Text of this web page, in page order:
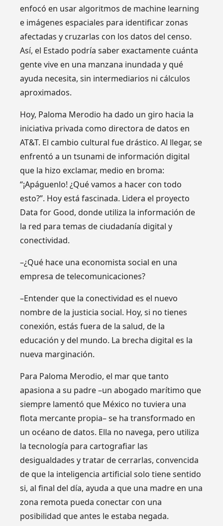
enfocó en usar algoritmos de machine learning
e imágenes espaciales para identificar zonas
afectadas y cruzarlas con los datos del censo.
Así, el Estado podría saber exactamente cuánta
gente vive en una manzana inundada y qué
ayuda necesita, sin intermediarios ni cálculos
aproximados.
Hoy, Paloma Merodio ha dado un giro hacia la
iniciativa privada como directora de datos en
AT&T. El cambio cultural fue drástico. Al llegar, se
enfrentó a un tsunami de información digital
que la hizo exclamar, medio en broma:
“¡Apáguenlo! ¿Qué vamos a hacer con todo
esto?”. Hoy está fascinada. Lidera el proyecto
Data for Good, donde utiliza la información de
la red para temas de ciudadanía digital y
conectividad.
–¿Qué hace una economista social en una
empresa de telecomunicaciones?
–Entender que la conectividad es el nuevo
nombre de la justicia social. Hoy, si no tienes
conexión, estás fuera de la salud, de la
educación y del mundo. La brecha digital es la
nueva marginación.
Para Paloma Merodio, el mar que tanto
apasiona a su padre –un abogado marítimo que
siempre lamentó que México no tuviera una
flota mercante propia– se ha transformado en
un océano de datos. Ella no navega, pero utiliza
la tecnología para cartografiar las
desigualdades y tratar de cerrarlas, convencida
de que la inteligencia artificial solo tiene sentido
si, al final del día, ayuda a que una madre en una
zona remota pueda conectar con una
posibilidad que antes le estaba negada.